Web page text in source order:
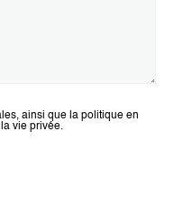
ainsi que la politique en
vie privée.